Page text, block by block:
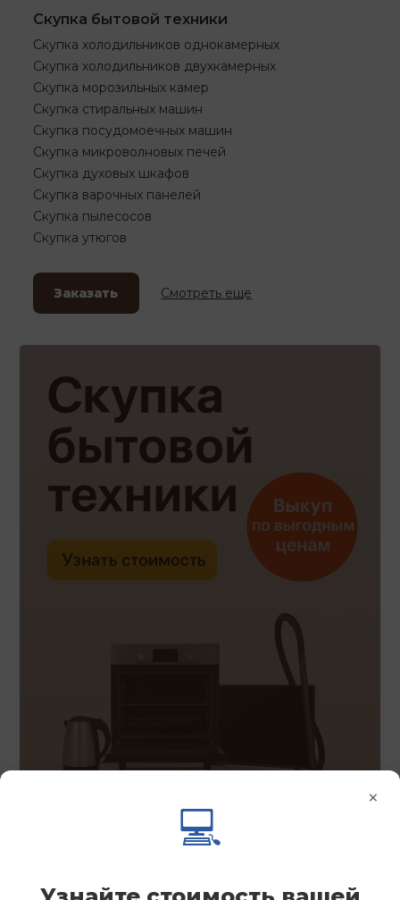
Скупка бытовой техники
Скупка холодильников однокамерных
Скупка холодильников двухкамерных
Скупка морозильных камер
Скупка стиральных машин
Скупка посудомоечных машин
Скупка микроволновых печей
Скупка духовых шкафов
Скупка варочных панелей
Скупка пылесосов
Скупка утюгов
Заказать Смотреть еще
×
💻